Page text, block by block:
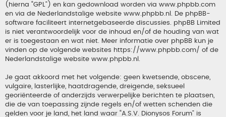
(hierna “GPL”) en kan gedownload worden via www.phpbb.com
en via de Nederlandstalige website www.phpbb.nl . De phpBB-
software faciliteert internetgebaseerde discussies. phpBB Limited
is niet verantwoordelijk voor de inhoud en/of de houding van wat
er is toegestaan en wat niet. Meer informatie over phpBB kun je
vinden op de volgende websites https://www.phpbb.com/ of de
Nederlandstalige website www.phpbb.nl
Je gaat akkoord met het volgende: geen kwetsende, obscene,
vulgaire, lasterlijke, haatdragende, dreigende, seksueel
georiënteerde of anderzijds verwerpelijke berichten te plaatsen,
die de van toepassing zijnde regels en/of wetten schenden die
gelden voor je land, het land waar “A.S.V. Dionysos Forum” is